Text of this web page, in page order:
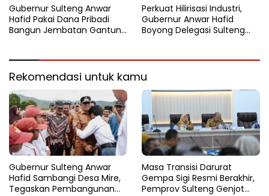
Persen
Nasional
Gubernur Sulteng Anwar
Hafid Pakai Dana Pribadi
Bangun Jembatan Gantung
Perkuat Hilirisasi Industri,
Gubernur Anwar Hafid
Boyong Delegasi Sulteng
Rekomendasi untuk kamu
Gubernur Sulteng Anwar
Hafid Sambangi Desa Mire,
Tegaskan Pembangunan
Masa Transisi Darurat
Gempa Sigi Resmi Berakhir,
Pemprov Sulteng Genjot